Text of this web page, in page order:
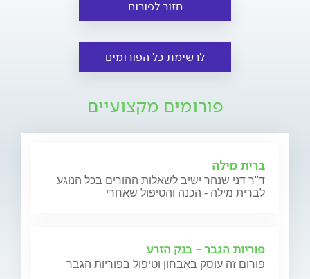
חזור לפורום
לרשימת כל הפורומים
פורומים מקצועיים
ברית מילה
ד"ר דני שנהר ישיב לשאלות ההורים בכל הנוגע
לברית מילה - הכנה והטיפול שאחרי
פוריות הגבר - בנק הזרע
פורום זה עוסק באבחון וטיפול בפוריות הגבר